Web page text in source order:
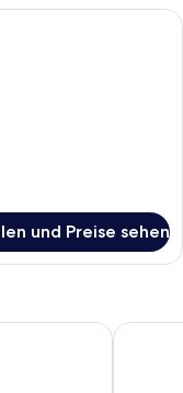
mit Bett,
und Preise sehen